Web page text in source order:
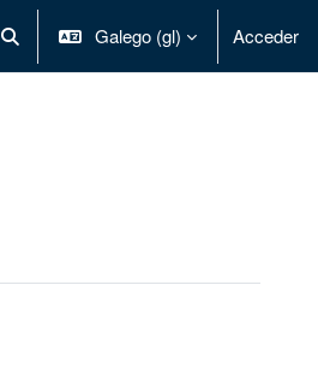
Alternar a entrada de busca
Galego ‎(gl)‎ Acceder